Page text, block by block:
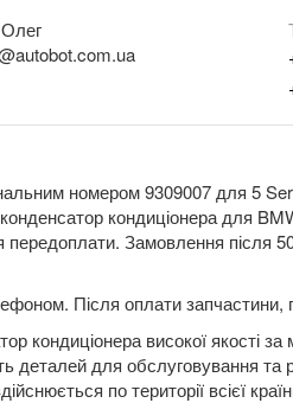
Олег
номером 9309007 для 5
кондиціонера для
Замовлення після
Після оплати
кондиціонера високої якості
деталей для обслуговування
по території всієї